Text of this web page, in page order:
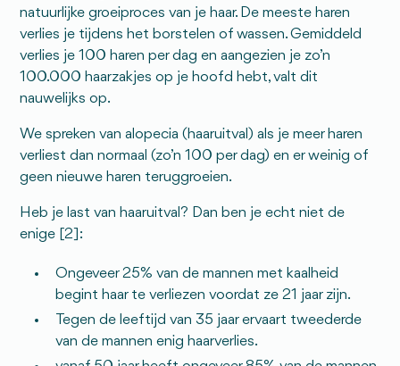
natuurlijke groeiproces van je haar. De meeste haren
verlies je tijdens het borstelen of wassen. Gemiddeld
verlies je 100 haren per dag en aangezien je zo’n
100.000 haarzakjes op je hoofd hebt, valt dit
nauwelijks op.
We spreken van alopecia (haaruitval) als je meer haren
verliest dan normaal (zo’n 100 per dag) en er weinig of
geen nieuwe haren teruggroeien.
Heb je last van haaruitval? Dan ben je echt niet de
enige [2]:
Ongeveer 25% van de mannen met kaalheid
begint haar te verliezen voordat ze 21 jaar zijn.
Tegen de leeftijd van 35 jaar ervaart tweederde
van de mannen enig haarverlies.